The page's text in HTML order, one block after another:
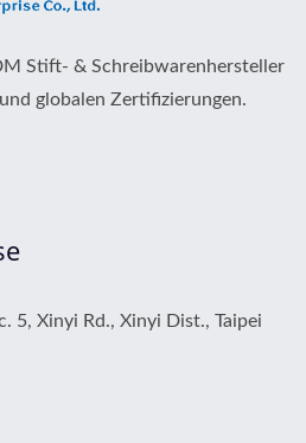
Stift- & Schreibwarenhersteller
globalen Zertifizierungen.
5, Xinyi Rd., Xinyi Dist., Taipei